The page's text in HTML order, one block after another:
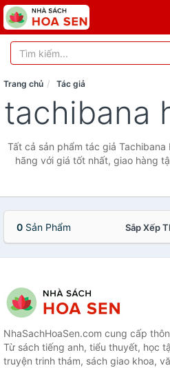
Trang chủ Tác giả
tachibana
Tất cả sản phẩm tác giả
hãng với giá tốt nhất, giao hàng
0 Sản Phẩm Sắp Xếp
NhaSachHoaSen.com cung cấp
Từ sách tiếng anh, tiểu thuyết, học
truyện trinh thám, sách giao khoa,